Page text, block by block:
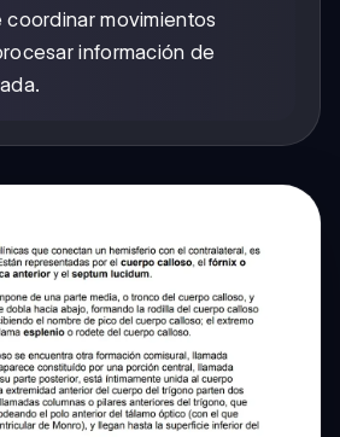
movimientos
información de